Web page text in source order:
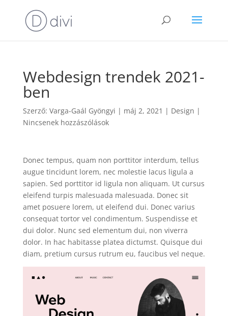
Webdesign trendek 2021-
ben
Szerző: Varga-Gaál Gyöngyi | máj 2, 2021 | Design |
Nincsenek hozzászólások
Donec tempus, quam non porttitor interdum, tellus
augue tincidunt lorem, nec molestie lacus ligula a
sapien. Sed porttitor id ligula non aliquam. Ut cursus
eleifend turpis malesuada malesuada. Donec sit
amet posuere lorem, ut eleifend dui. Donec varius
consequat tortor vel condimentum. Suspendisse et
dui dolor. Nunc sed elementum dui, non viverra
dolor. In hac habitasse platea dictumst. Quisque dui
diam, pretium cursus rutrum eu, faucibus vel neque.